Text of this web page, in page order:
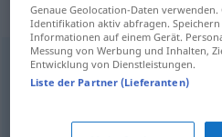
Synonyme für
Sache,Gegenstand,Objekt
Thema (Hauptform),
Genaue Geolocation-Daten
Identifikation aktiv abfragen.
Informationen auf einem Gerät.
Messung von Werbung und Inhalten,
Entwicklung von Dienstleistungen.
Liste der Partner (Lieferanten)